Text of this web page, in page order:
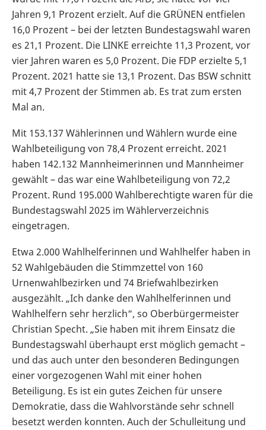
Jahren 9,1 Prozent erzielt. Auf die GRÜNEN entfielen
16,0 Prozent – bei der letzten Bundestagswahl waren
es 21,1 Prozent. Die LINKE erreichte 11,3 Prozent, vor
vier Jahren waren es 5,0 Prozent. Die FDP erzielte 5,1
Prozent. 2021 hatte sie 13,1 Prozent. Das BSW schnitt
mit 4,7 Prozent der Stimmen ab. Es trat zum ersten
Mal an.
Mit 153.137 Wählerinnen und Wählern wurde eine
Wahlbeteiligung von 78,4 Prozent erreicht. 2021
haben 142.132 Mannheimerinnen und Mannheimer
gewählt – das war eine Wahlbeteiligung von 72,2
Prozent. Rund 195.000 Wahlberechtigte waren für die
Bundestagswahl 2025 im Wählerverzeichnis
eingetragen.
Etwa 2.000 Wahlhelferinnen und Wahlhelfer haben in
52 Wahlgebäuden die Stimmzettel von 160
Urnenwahlbezirken und 74 Briefwahlbezirken
ausgezählt. „Ich danke den Wahlhelferinnen und
Wahlhelfern sehr herzlich“, so Oberbürgermeister
Christian Specht. „Sie haben mit ihrem Einsatz die
Bundestagswahl überhaupt erst möglich gemacht –
und das auch unter den besonderen Bedingungen
einer vorgezogenen Wahl mit einer hohen
Beteiligung. Es ist ein gutes Zeichen für unsere
Demokratie, dass die Wahlvorstände sehr schnell
besetzt werden konnten. Auch der Schulleitung und